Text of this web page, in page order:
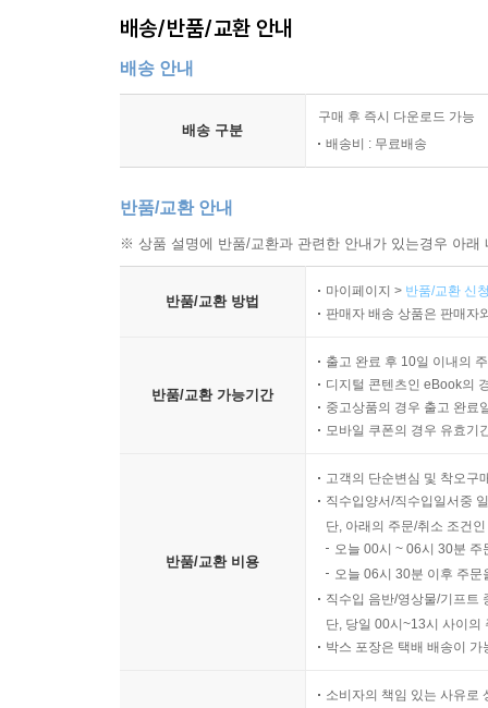
배송/반품/교환 안내
배송 안내
배송 구분
구매 후 즉시 다운로드 가능
배송비 : 무료배송
반품/교환 안내
※ 상품 설명에 반품/교환과 관련한 안내가 있는경우 아
반품/교환 방법
마이페이지 > 반품/교환 신
판매자 배송 상품은 판매자
반품/교환 가능기간
출고 완료 후 10일 이내의
디지털 콘텐츠인 eBook의
중고상품의 경우 출고 완료
모바일 쿠폰의 경우 유효기
반품/교환 비용
고객의 단순변심 및 착오구
직수입양서/직수입일서중
단, 아래의 주문/취소 조건
오늘 00시 ~ 06시 30분
오늘 06시 30분 이후 주
직수입 음반/영상물/기프트
단, 당일 00시~13시 사이의
박스 포장은 택배 배송이
소비자의 책임 있는 사유로